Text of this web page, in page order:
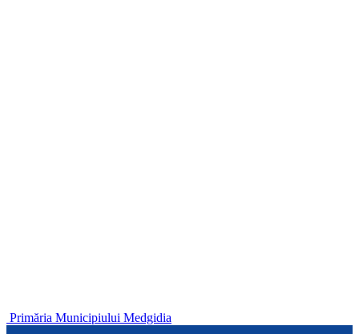
Primăria Municipiului Medgidia